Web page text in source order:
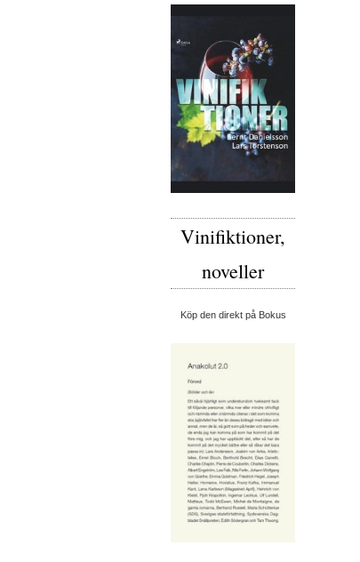
Vinifiktioner,
noveller
Köp den direkt på Bokus